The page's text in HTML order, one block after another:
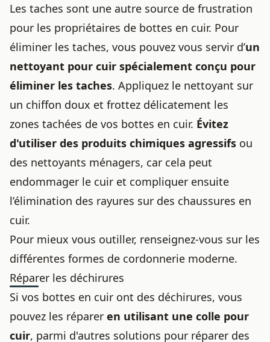
Les taches sont une autre source de frustration
pour les propriétaires de bottes en cuir. Pour
éliminer les taches, vous pouvez vous servir d’un
nettoyant pour cuir spécialement conçu pour
éliminer les taches. Appliquez le nettoyant sur
un chiffon doux et frottez délicatement les
zones tachées de vos bottes en cuir. Évitez
d'utiliser des produits chimiques agressifs ou
des nettoyants ménagers, car cela peut
endommager le cuir et compliquer ensuite
l’élimination des rayures sur des chaussures en
cuir.
Pour mieux vous outiller, renseignez-vous sur les
différentes formes de cordonnerie moderne.
Réparer les déchirures
Si vos bottes en cuir ont des déchirures, vous
pouvez les réparer en utilisant une colle pour
cuir, parmi d'autres solutions pour réparer des